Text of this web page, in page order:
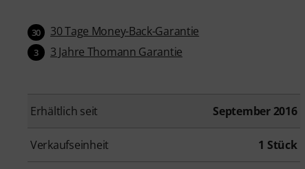
30 30 Tage Money-Back-Garantie
3 3 Jahre Thomann Garantie
Erhältlich seit September 2016
Verkaufseinheit 1 Stück